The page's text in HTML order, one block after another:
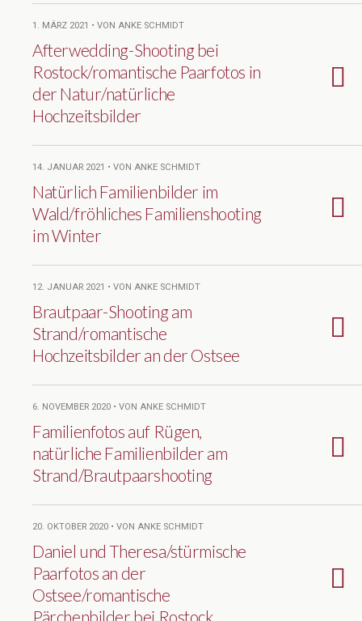
1. MÄRZ 2021 • VON ANKE SCHMIDT
Afterwedding-Shooting bei
Rostock/romantische Paarfotos in
der Natur/natürliche
Hochzeitsbilder
14. JANUAR 2021 • VON ANKE SCHMIDT
Natürlich Familienbilder im
Wald/fröhliches Familienshooting
im Winter
12. JANUAR 2021 • VON ANKE SCHMIDT
Brautpaar-Shooting am
Strand/romantische
Hochzeitsbilder an der Ostsee
6. NOVEMBER 2020 • VON ANKE SCHMIDT
Familienfotos auf Rügen,
natürliche Familienbilder am
Strand/Brautpaarshooting
20. OKTOBER 2020 • VON ANKE SCHMIDT
Daniel und Theresa/stürmische
Paarfotos an der
Ostsee/romantische
Pärchenbilder bei Rostock